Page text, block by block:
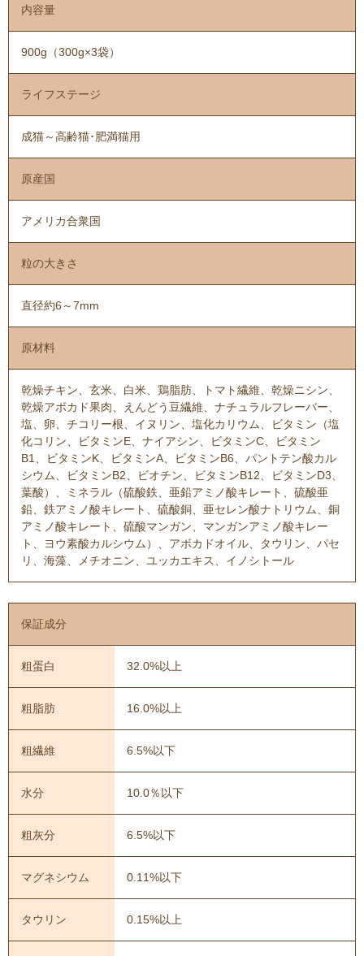
内容量
900g（300g×3袋）
ライフステージ
成猫～高齢猫･肥満猫用
原産国
アメリカ合衆国
粒の大きさ
直径約6～7mm
原材料
乾燥チキン、玄米、白米、鶏脂肪、トマト繊維、乾燥ニシン、
乾燥アボカド果肉、えんどう豆繊維、ナチュラルフレーバー、
塩、卵、チコリー根、イヌリン、塩化カリウム、ビタミン（塩
化コリン、ビタミンE、ナイアシン、ビタミンC、ビタミン
B1、ビタミンK、ビタミンA、ビタミンB6、パントテン酸カル
シウム、ビタミンB2、ビオチン、ビタミンB12、ビタミンD3、
葉酸）、ミネラル（硫酸鉄、亜鉛アミノ酸キレート、硫酸亜
鉛、鉄アミノ酸キレート、硫酸銅、亜セレン酸ナトリウム、銅
アミノ酸キレート、硫酸マンガン、マンガンアミノ酸キレー
ト、ヨウ素酸カルシウム）、アボカドオイル、タウリン、パセ
リ、海藻、メチオニン、ユッカエキス、イノシトール
保証成分
粗蛋白 32.0%以上
粗脂肪 16.0%以上
粗繊維 6.5%以下
水分 10.0％以下
粗灰分 6.5%以下
マグネシウム 0.11%以下
タウリン 0.15%以上